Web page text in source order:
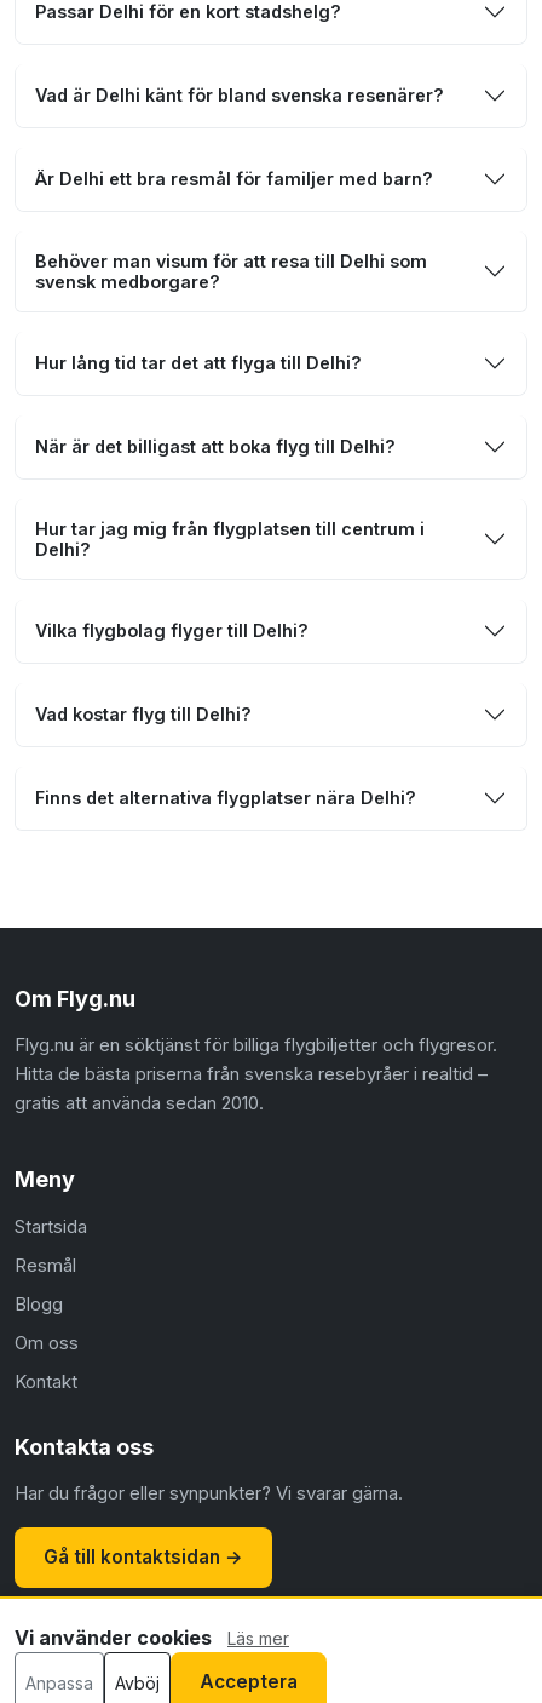
Passar Delhi för en kort stadshelg?
Vad är Delhi känt för bland svenska resenärer?
Är Delhi ett bra resmål för familjer med barn?
Behöver man visum för att resa till Delhi som
svensk medborgare?
Hur lång tid tar det att flyga till Delhi?
När är det billigast att boka flyg till Delhi?
Hur tar jag mig från flygplatsen till centrum i
Delhi?
Vilka flygbolag flyger till Delhi?
Vad kostar flyg till Delhi?
Finns det alternativa flygplatser nära Delhi?
Om Flyg.nu
Flyg.nu är en söktjänst för billiga flygbiljetter och flygresor.
Hitta de bästa priserna från svenska resebyråer i realtid –
gratis att använda sedan 2010.
Meny
Startsida
Resmål
Blogg
Om oss
Kontakt
Kontakta oss
Har du frågor eller synpunkter? Vi svarar gärna.
Gå till kontaktsidan →
© 2026 Flyg.nu · Om oss·Kontakt
Vi använder cookies Läs mer
Anpassa Avböj Acceptera